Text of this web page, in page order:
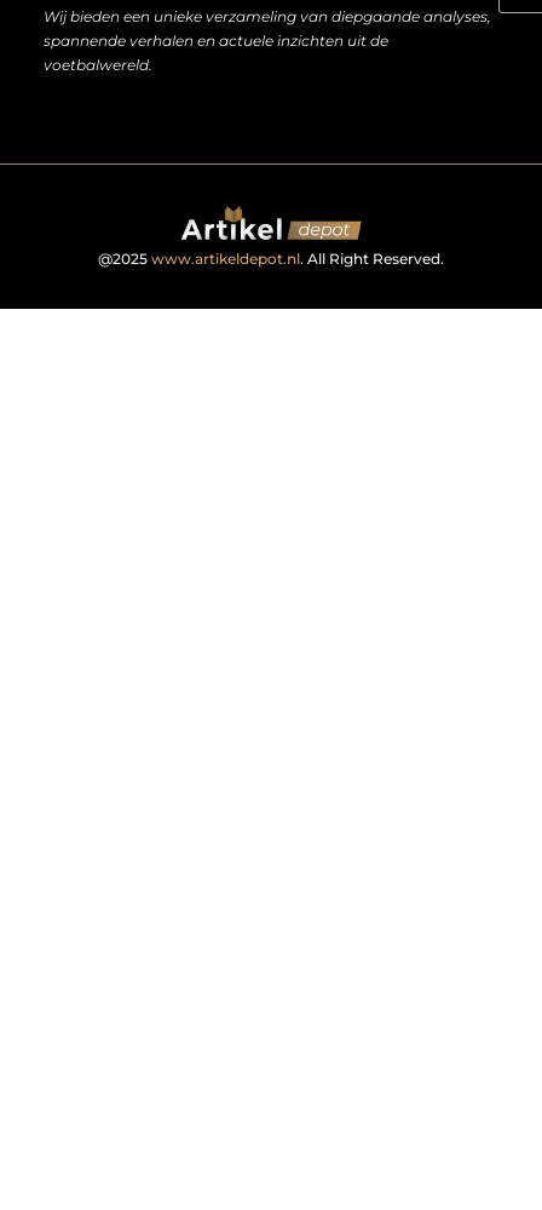
Wij bieden een unieke verzameling van diepgaande analyses,
spannende verhalen en actuele inzichten uit de
voetbalwereld.
@2025 www.artikeldepot.nl. All Right Reserved.